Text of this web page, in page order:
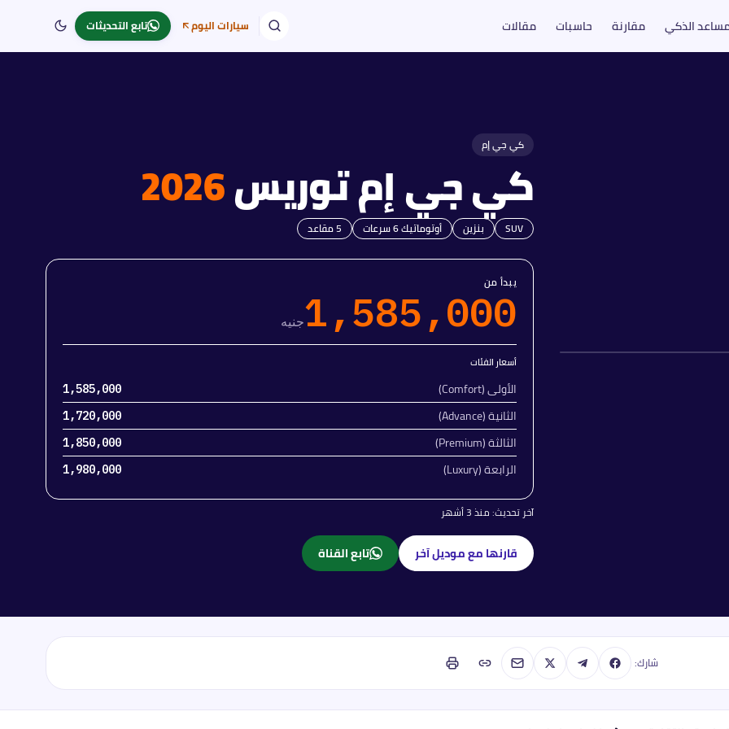
الذكي مقارنة حاسبات مقالات سيارات اليوم تابع التحديثات
كي جي إم
كي جي إمتوريس2026
SUV بنزين أوتوماتيك 6 سرعات 5مقاعد
يبدأ من
1,585,000جنيه
أسعار الفئات
الأولى (Comfort) 1,585,000
الثانية (Advance) 1,720,000
الثالثة (Premium) 1,850,000
الرابعة (Luxury) 1,980,000
آخر تحديث:منذ 3 أشهر
قارنها مع موديل آخر تابع القناة
شارك: